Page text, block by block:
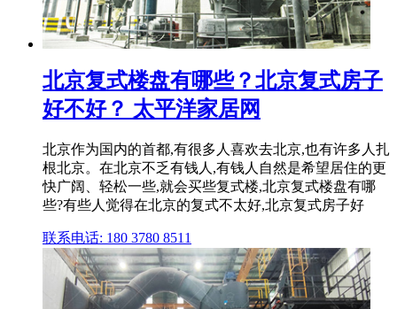
北京复式楼盘有哪些？北京复式房子
好不好？ 太平洋家居网
北京作为国内的首都,有很多人喜欢去北京,也有许多人扎
根北京。在北京不乏有钱人,有钱人自然是希望居住的更
快广阔、轻松一些,就会买些复式楼,北京复式楼盘有哪
些?有些人觉得在北京的复式不太好,北京复式房子好
联系电话: 180 3780 8511